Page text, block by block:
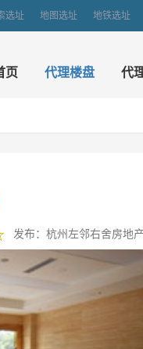
选址 地图选址 地铁选址
页 代理楼盘 代
发布：杭州左邻右舍房地